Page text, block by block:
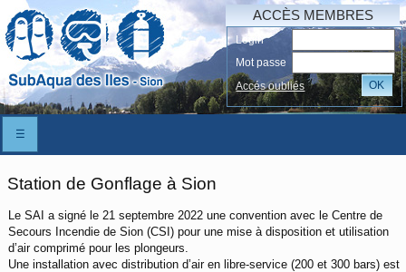
ACCÈS MEMBRES
Login
Mot passe
Accés oubliés
OK
☰
Station de Gonflage à Sion
Le SAI a signé le 21 septembre 2022 une convention avec le Centre de
Secours Incendie de Sion (CSI) pour une mise à disposition et utilisation
d’air comprimé pour les plongeurs.
Une installation avec distribution d’air en libre-service (200 et 300 bars) est